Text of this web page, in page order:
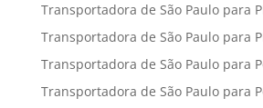
Transportadora de São Paulo para
Transportadora de São Paulo para
Transportadora de São Paulo para
Transportadora de São Paulo para